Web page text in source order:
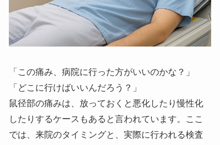
「この痛み、病院に行った方がいいのかな？」
「どこに行けばいいんだろう？」
鼠径部の痛みは、放っておくと悪化したり慢性化
したりするケースもあると言われています。ここ
では、来院のタイミングと、実際に行われる検査